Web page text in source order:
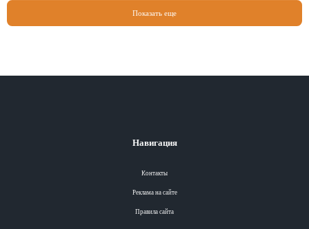
Показать еще
Навигация
Контакты
Реклама на сайте
Правила сайта